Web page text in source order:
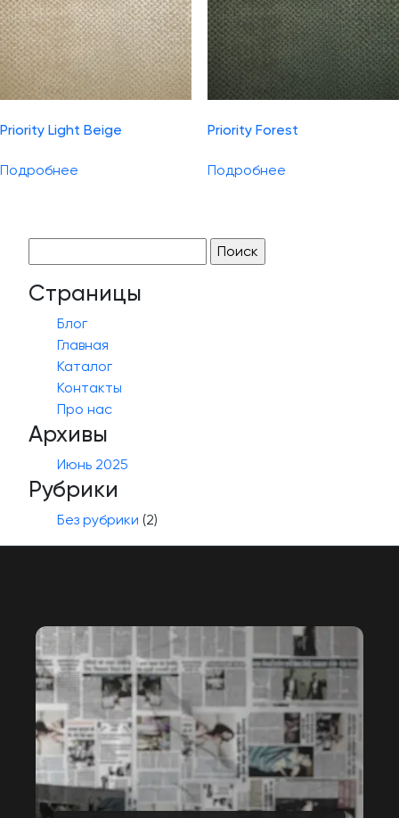
Priority Light Beige
Подробнее
Priority Forest
Подробнее
Страницы
Блог
Главная
Каталог
Контакты
Про нас
Архивы
Июнь 2025
Рубрики
Без рубрики (2)